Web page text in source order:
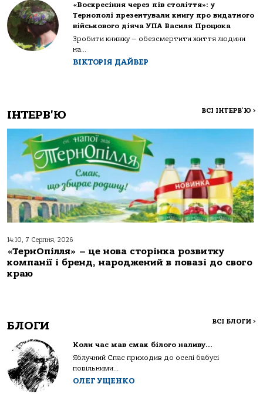
«Воскресіння через пів століття»: у
Тернополі презентували книгу про видатного
військового діяча УПА Василя Процюка
Зробити книжку — обезсмертити життя людини
на...
ВІКТОРІЯ ДАЙВЕР
ІНТЕРВ'Ю ВСІ ІНТЕРВ'Ю >
14:10, 7 Серпня, 2026
«ТернОпілля» – це нова сторінка розвитку
компанії і бренд, народжений в повазі до свого
краю
БЛОГИ ВСІ БЛОГИ >
Коли час мав смак білого наливу…
Яблучний Спас приходив до оселі бабусі
повільними...
ОЛЕГ УЩЕНКО